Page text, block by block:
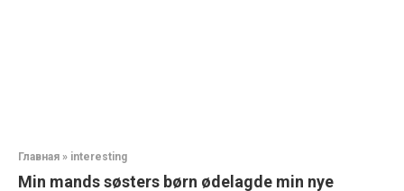
Главная » interesting
Min mands søsters børn ødelagde min nye